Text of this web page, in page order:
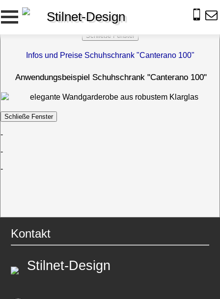
Stilnet-Design
Infos und Preise Schuhschrank "Canterano 100"
Anwendungsbeispiel Schuhschrank "Canterano 100"
-
-
-
Kontakt
Stilnet-Design